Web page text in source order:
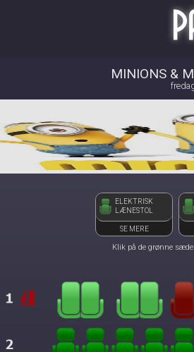
MINIONS &
ELEKTRISK
LÆNESTOL
SE MERE
Klik på de grønne